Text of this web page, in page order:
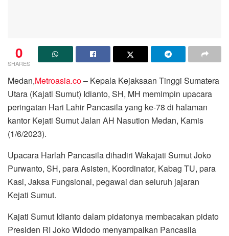
0
SHARES
Medan,Metroasia.co– Kepala Kejaksaan Tinggi Sumatera
Utara (Kajati Sumut) Idianto, SH, MH memimpin upacara
peringatan Hari Lahir Pancasila yang ke-78 di halaman
kantor Kejati Sumut Jalan AH Nasution Medan, Kamis
(1/6/2023).
Upacara Harlah Pancasila dihadiri Wakajati Sumut Joko
Purwanto, SH, para Asisten, Koordinator, Kabag TU, para
Kasi, Jaksa Fungsional, pegawai dan seluruh jajaran
Kejati Sumut.
Kajati Sumut Idianto dalam pidatonya membacakan pidato
Presiden RI Joko Widodo menyampaikan Pancasila